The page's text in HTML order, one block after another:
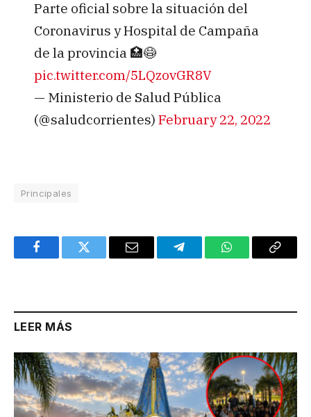
Parte oficial sobre la situación del
Coronavirus y Hospital de Campaña
de la provincia 🏥😷
pic.twitter.com/5LQzovGR8V
— Ministerio de Salud Pública
(@saludcorrientes) February 22, 2022
Principales
FacebookTwitter Email TelegramWhatsAppCopy
LEER MÁS